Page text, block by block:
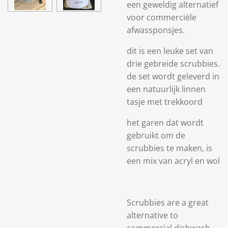
een geweldig alternatief
voor commerciële
afwassponsjes.
dit is een leuke set van
drie gebreide scrubbies.
de set wordt geleverd in
een natuurlijk linnen
tasje met trekkoord
het garen dat wordt
gebruikt om de
scrubbies te maken, is
een mix van acryl en wol
Scrubbies are a great
alternative to